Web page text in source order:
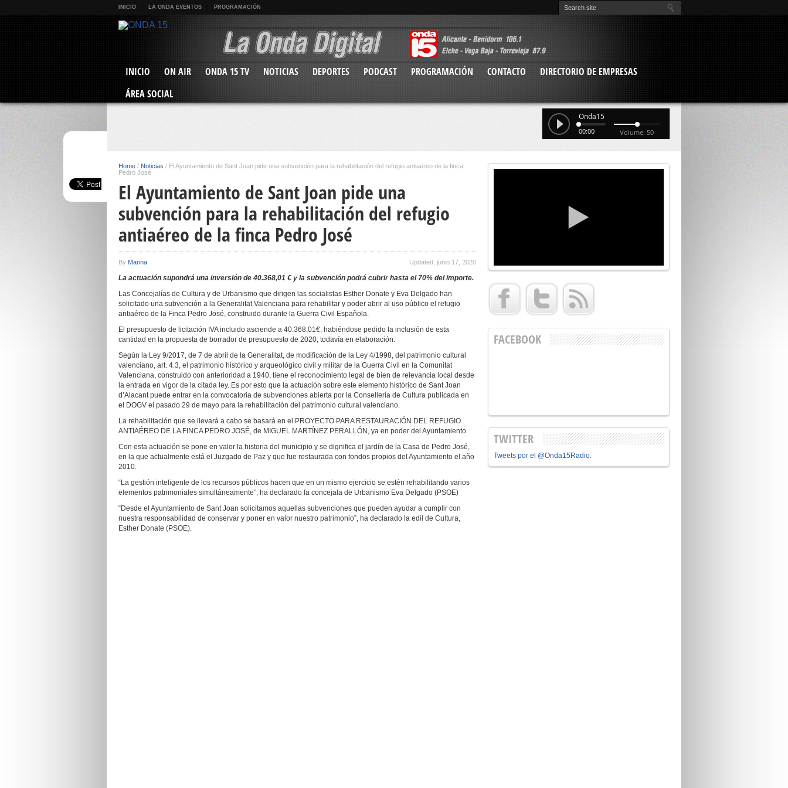
INICIO LA ONDA EVENTOS PROGRAMACIÓN
INICIO ON AIR ONDA 15 TV NOTICIAS DEPORTES PODCAST PROGRAMACIÓN CONTACTO
DIRECTORIO DE EMPRESAS
ÁREA SOCIAL
Onda15
00:00 Volume: 50
Home / Noticias / El Ayuntamiento de Sant Joan pide una subvención para la rehabilitación del refugio antiaéreo de la finca
Pedro José
El Ayuntamiento de Sant Joan pide una
subvención para la rehabilitación del refugio
antiaéreo de la finca Pedro José
By Marina Updated: junio 17, 2020
La actuación supondrá una inversión de 40.368,01 € y la subvención podrá cubrir hasta el 70% del importe.
Las Concejalías de Cultura y de Urbanismo que dirigen las socialistas Esther Donate y Eva Delgado han
solicitado una subvención a la Generalitat Valenciana para rehabilitar y poder abrir al uso público el refugio
antiaéreo de la Finca Pedro José, construido durante la Guerra Civil Española.
El presupuesto de licitación IVA incluido asciende a 40.368,01€, habiéndose pedido la inclusión de esta
cantidad en la propuesta de borrador de presupuesto de 2020, todavía en elaboración.
Según la Ley 9/2017, de 7 de abril de la Generalitat, de modificación de la Ley 4/1998, del patrimonio cultural
valenciano, art. 4.3, el patrimonio histórico y arqueológico civil y militar de la Guerra Civil en la Comunitat
Valenciana, construido con anterioridad a 1940, tiene el reconocimiento legal de bien de relevancia local desde
la entrada en vigor de la citada ley. Es por esto que la actuación sobre este elemento histórico de Sant Joan
d’Alacant puede entrar en la convocatoria de subvenciones abierta por la Consellería de Cultura publicada en
el DOGV el pasado 29 de mayo para la rehabilitación del patrimonio cultural valenciano.
La rehabilitación que se llevará a cabo se basará en el PROYECTO PARA RESTAURACIÓN DEL REFUGIO
ANTIAÉREO DE LA FINCA PEDRO JOSÉ, de MIGUEL MARTÍNEZ PERALLÓN, ya en poder del Ayuntamiento.
Con esta actuación se pone en valor la historia del municipio y se dignifica el jardín de la Casa de Pedro José,
en la que actualmente está el Juzgado de Paz y que fue restaurada con fondos propios del Ayuntamiento el año
2010.
“La gestión inteligente de los recursos públicos hacen que en un mismo ejercicio se estén rehabilitando varios
elementos patrimoniales simultáneamente”, ha declarado la concejala de Urbanismo Eva Delgado (PSOE)
“Desde el Ayuntamiento de Sant Joan solicitamos aquellas subvenciones que pueden ayudar a cumplir con
nuestra responsabilidad de conservar y poner en valor nuestro patrimonio”, ha declarado la edil de Cultura,
Esther Donate (PSOE).
FACEBOOK
TWITTER
Tweets por el @Onda15Radio.